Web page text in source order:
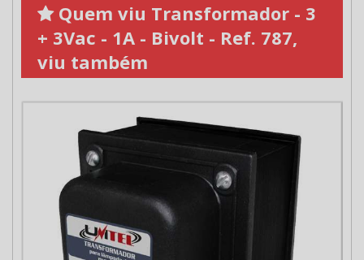
Quem viu Transformador - 3
+ 3Vac - 1A - Bivolt - Ref. 787,
viu também